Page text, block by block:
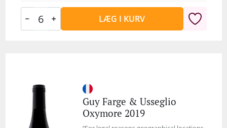
LÆG I KURV
Guy Farge & Usseglio
Oxymore 2019